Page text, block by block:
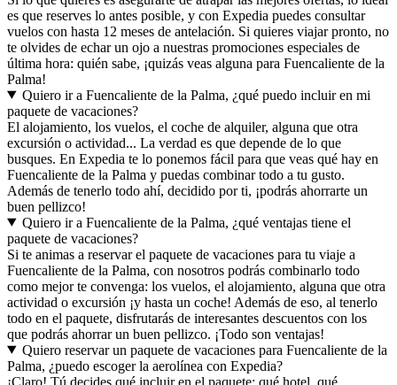
es que reserves lo antes posible, y con Expedia puedes consultar
vuelos con hasta 12 meses de antelación. Si quieres viajar pronto, no
te olvides de echar un ojo a nuestras promociones especiales de
última hora: quién sabe, ¡quizás veas alguna para Fuencaliente de la
Palma!
Quiero ir a Fuencaliente de la Palma, ¿qué puedo incluir en mi
paquete de vacaciones?
El alojamiento, los vuelos, el coche de alquiler, alguna que otra
excursión o actividad... La verdad es que depende de lo que
busques. En Expedia te lo ponemos fácil para que veas qué hay en
Fuencaliente de la Palma y puedas combinar todo a tu gusto.
Además de tenerlo todo ahí, decidido por ti, ¡podrás ahorrarte un
buen pellizco!
Quiero ir a Fuencaliente de la Palma, ¿qué ventajas tiene el
paquete de vacaciones?
Si te animas a reservar el paquete de vacaciones para tu viaje a
Fuencaliente de la Palma, con nosotros podrás combinarlo todo
como mejor te convenga: los vuelos, el alojamiento, alguna que otra
actividad o excursión ¡y hasta un coche! Además de eso, al tenerlo
todo en el paquete, disfrutarás de interesantes descuentos con los
que podrás ahorrar un buen pellizco. ¡Todo son ventajas!
Quiero reservar un paquete de vacaciones para Fuencaliente de la
Palma, ¿puedo escoger la aerolínea con Expedia?
¡Claro! Tú decides qué incluir en el paquete: qué hotel, qué